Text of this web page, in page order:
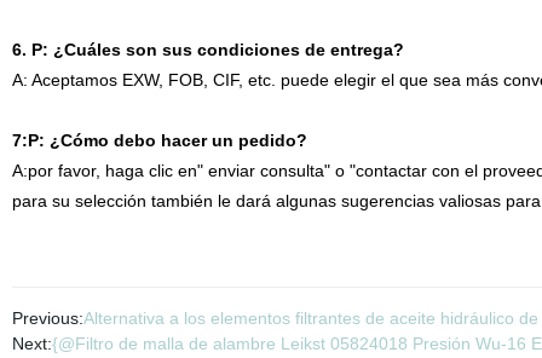
6. P: ¿Cuáles son sus condiciones de entrega?
A: Aceptamos EXW, FOB, CIF, etc. puede elegir el que sea más
7:P: ¿Cómo debo hacer un pedido?
A:por favor, haga clic en" enviar consulta" o "contactar con el
para su selección también le dará algunas sugerencias valiosas
Previous:Alternativa a los elementos filtrantes de aceite hidráulico
Next:{@Filtro de malla de alambre Leikst 05824018 Presión Wu-16